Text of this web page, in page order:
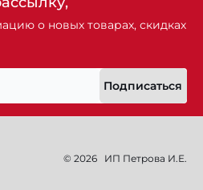
о новых товарах, скидках
Подписаться
© 2026 ИП Петрова И.Е.